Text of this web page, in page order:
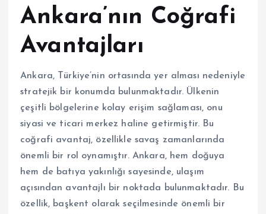
Ankara’nın Coğrafi
Avantajları
Ankara, Türkiye’nin ortasında yer alması nedeniyle
stratejik bir konumda bulunmaktadır. Ülkenin
çeşitli bölgelerine kolay erişim sağlaması, onu
siyasi ve ticari merkez haline getirmiştir. Bu
coğrafi avantaj, özellikle savaş zamanlarında
önemli bir rol oynamıştır. Ankara, hem doğuya
hem de batıya yakınlığı sayesinde, ulaşım
açısından avantajlı bir noktada bulunmaktadır. Bu
özellik, başkent olarak seçilmesinde önemli bir